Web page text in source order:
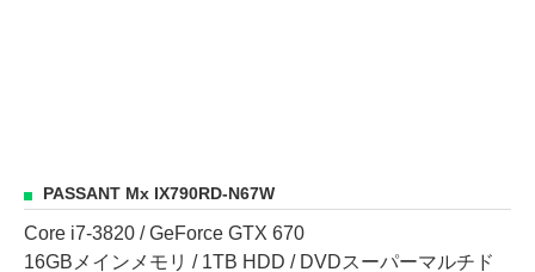
PASSANT Mx IX790RD-N67W
Core i7-3820 / GeForce GTX 670
16GBメインメモリ / 1TB HDD / DVDスーパーマルチド